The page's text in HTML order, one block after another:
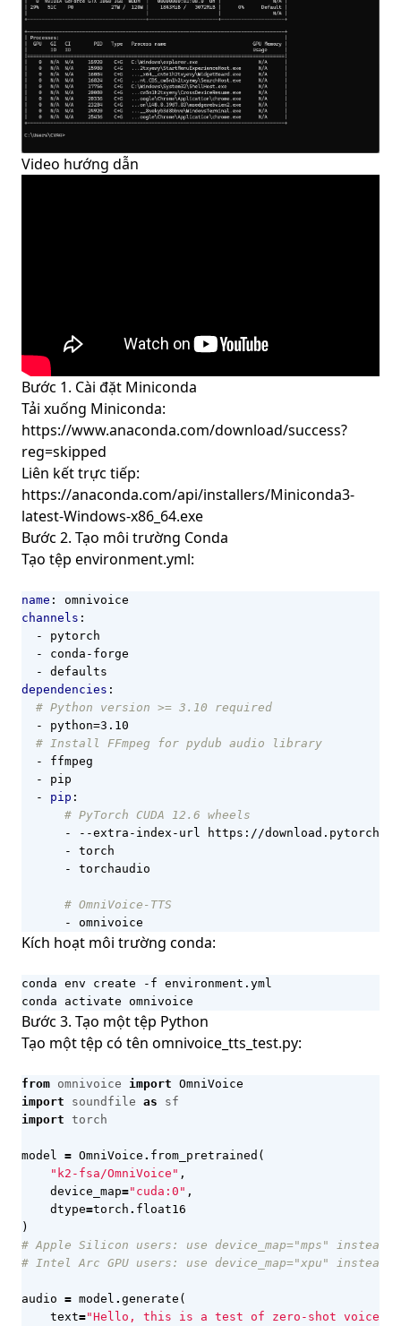
Video hướng dẫn
Bước 1. Cài đặt Miniconda
Tải xuống Miniconda:
https://www.anaconda.com/download/success?
reg=skipped
Liên kết trực tiếp:
https://anaconda.com/api/installers/Miniconda3-
latest-Windows-x86_64.exe
Bước 2. Tạo môi trường Conda
Tạo tệp environment.yml:
name :
omnivoice
channels :
- pytorch
- conda-forge
- defaults
dependencies :
# Python version >= 3.10 required
- python=3.10
# Install FFmpeg for pydub audio library
- ffmpeg
- pip
- pip :
# PyTorch CUDA 12.6 wheels
- --extra-index-url https://
- torch
- torchaudio
# OmniVoice-TTS
- omnivoice
Kích hoạt môi trường conda:
conda activate omnivoice
Bước 3. Tạo một tệp Python
Tạo một tệp có tên omnivoice_tts_test.py:
from omnivoice import OmniVoice
import
soundfile as
sf
import torch
model = OmniVoice . from_pretrained (
"k2-fsa/OmniVoice" ,
device_map="cuda:0" ,
dtype=torch . float16
)
# Apple Silicon users: use device_map="mps" instead
# Intel Arc GPU users: use device_map="xpu" instead
audio = model . generate (
text="Hello, this is a test of zero-shot voice